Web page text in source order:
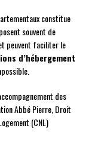
constitue
souvent de
peuvent faciliter le
d’hébergement
des
Abbé Pierre, Droit
(CNL)